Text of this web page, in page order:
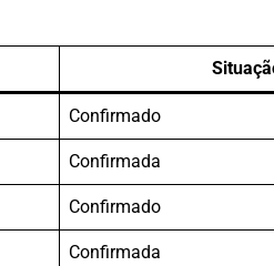
Confirmado
Confirmada
Confirmado
Confirmada